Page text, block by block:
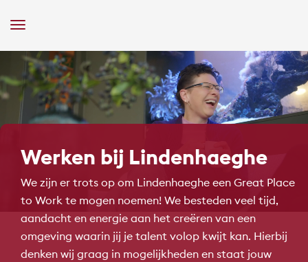
Toggle
Werken bij Lindenhaeghe
We zijn er trots op om Lindenhaeghe een Great Place
to Work te mogen noemen! We besteden veel tijd,
aandacht en energie aan het creëren van een
omgeving waarin jij je talent volop kwijt kan. Hierbij
denken wij graag in mogelijkheden en staat jouw